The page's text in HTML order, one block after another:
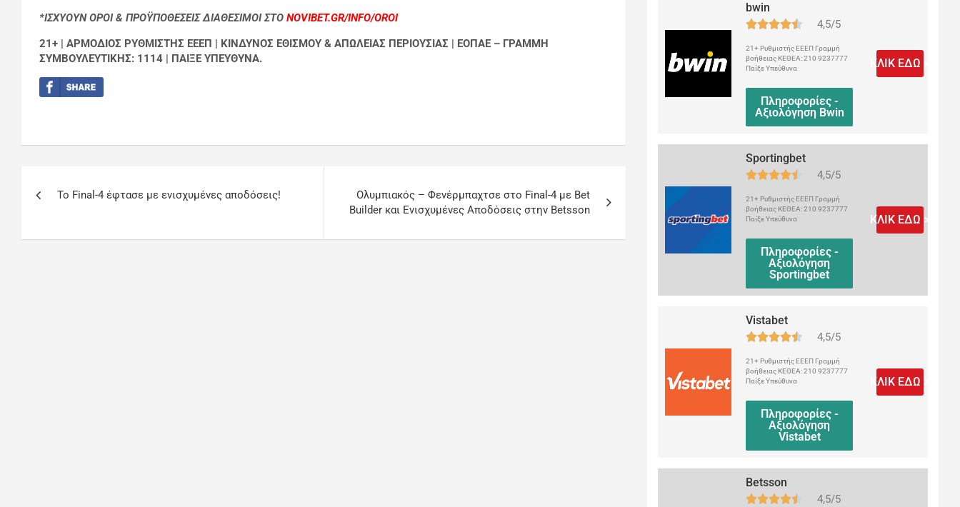
*ΙΣΧΥΟΥΝ ΟΡΟΙ & ΠΡΟΫΠΟΘΕΣΕΙΣ ΔΙΑΘΕΣΙΜΟΙ ΣΤΟ NOVIBET.GR/INFO/OROI
21+ | ΑΡΜΟΔΙΟΣ ΡΥΘΜΙΣΤΗΣ ΕΕΕΠ | ΚΙΝΔΥΝΟΣ ΕΘΙΣΜΟΥ & ΑΠΩΛΕΙΑΣ ΠΕΡΙΟΥΣΙΑΣ | ΕΟΠΑΕ – ΓΡΑΜΜΗ
ΣΥΜΒΟΥΛΕΥΤΙΚΗΣ: 1114 | ΠΑΙΞΕ ΥΠΕΥΘΥΝΑ.
To Final-4 έφτασε με ενισχυμένες αποδόσεις!
Ολυμπιακός – Φενέρμπαχτσε στο Final-4 με Bet
Builder και Ενισχυμένες Αποδόσεις στην Betsson
bwin
4,5/5
21+ Ρυθμιστής ΕΕΕΠ Γραμμή
βοήθειας ΚΕΘΕΑ: 210 9237777
Παίξε Υπεύθυνα
Πληροφορίες -
Αξιολόγηση Bwin
ΚΛΙΚ ΕΔΩ >
Sportingbet
4,5/5
21+ Ρυθμιστής ΕΕΕΠ Γραμμή
βοήθειας ΚΕΘΕΑ: 210 9237777
Παίξε Υπεύθυνα
Πληροφορίες -
Αξιολόγηση
Sportingbet
ΚΛΙΚ ΕΔΩ >
Vistabet
4,5/5
21+ Ρυθμιστής ΕΕΕΠ Γραμμή
βοήθειας ΚΕΘΕΑ: 210 9237777
Παίξε Υπεύθυνα
Πληροφορίες -
Αξιολόγηση
Vistabet
ΚΛΙΚ ΕΔΩ >
Betsson
4,5/5